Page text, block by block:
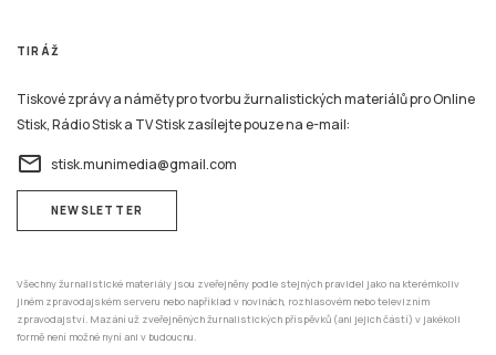
TIRÁŽ
Tiskové zprávy a náměty pro tvorbu žurnalistických materiálů pro Online
Stisk, Rádio Stisk a TV Stisk zasílejte pouze na e-mail:
email stisk.munimedia@gmail.com
NEWSLETTER
Všechny žurnalistické materiály jsou zveřejněny podle stejných pravidel jako na kterémkoliv
jiném zpravodajském serveru nebo například v novinách, rozhlasovém nebo televizním
zpravodajství. Mazání už zveřejněných žurnalistických příspěvků (ani jejich částí) v jakékoli
formě není možné nyní ani v budoucnu.